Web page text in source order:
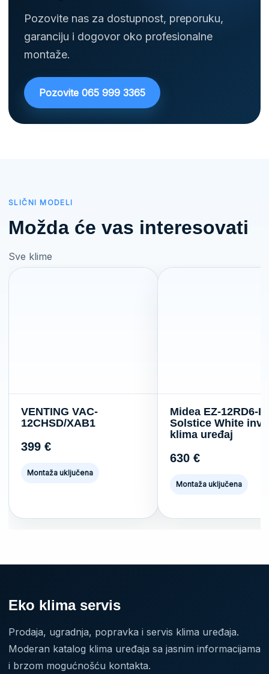
Pozovite nas za dostupnost, preporuku,
garanciju i dogovor oko profesionalne
montaže.
Pozovite 065 999 3365
SLIČNI MODELI
Možda će vas interesovati
Sve klime
VENTING VAC-
12CHSD/XAB1
399 €
Montaža uključena
Midea EZ-12RD6-I
Solstice White
klima uređaj
630 €
Montaža uključena
Eko klima servis
Prodaja, ugradnja, popravka i servis klima uređaja.
Moderan katalog klima uređaja sa jasnim informacijama
i brzom mogućnošću kontakta.